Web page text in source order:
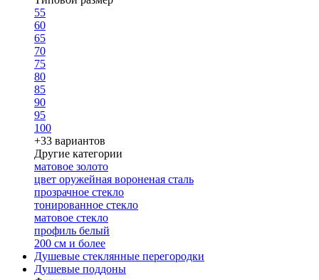
55
60
65
70
75
80
85
90
95
100
+33 вариантов
Другие категории
матовое золото
цвет оружейная вороненая сталь
прозрачное стекло
тонированное стекло
матовое стекло
профиль белый
200 см и более
Душевые стеклянные перегородки
Душевые поддоны